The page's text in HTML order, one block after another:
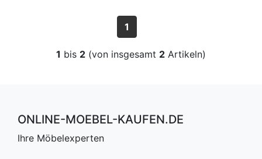
1
1 bis 2 (von insgesamt 2 Artikeln)
ONLINE-MOEBEL-KAUFEN.DE
Ihre Möbelexperten